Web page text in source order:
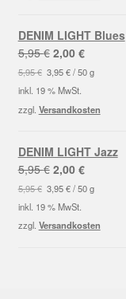
DENIM LIGHT Blues
5,95€ Ursprünglicher
Preis
war:
5,95 €
2,00 €Aktueller
Preis
2,00 €.
5,95€ 3,95€/50 g
inkl. 19 % MwSt.
zzgl. Versandkosten
DENIM LIGHT Jazz
5,95€ Ursprünglicher
Preis
war:
5,95 €
2,00 €Aktueller
Preis
2,00 €.
5,95€ 3,95€/50 g
inkl. 19 % MwSt.
zzgl. Versandkosten